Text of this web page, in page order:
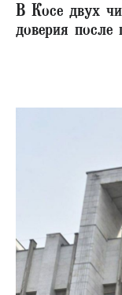
В Косе двух
доверия